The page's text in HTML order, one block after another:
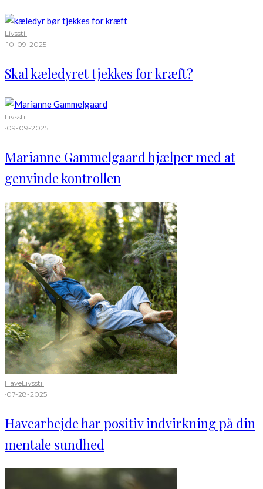
Livsstil
·10-09-2025
Skal kæledyret tjekkes for kræft?
Livsstil
·09-09-2025
Marianne Gammelgaard hjælper med at
genvinde kontrollen
HaveLivsstil
·07-28-2025
Havearbejde har positiv indvirkning på din
mentale sundhed